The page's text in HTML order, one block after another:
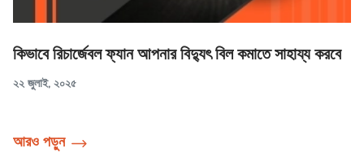
কিভাবে রিচার্জেবল ফ্যান আপনার বিদ্যুৎ বিল কমাতে সাহায্য করবে
২২ জুলাই, ২০২৫
আরও পড়ুন